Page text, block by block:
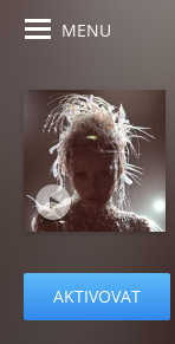
MENU
AKTIVOVAT